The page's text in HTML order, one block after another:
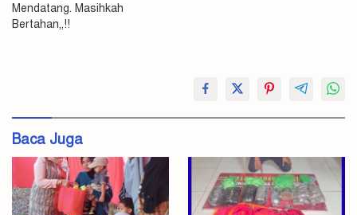
Mendatang. Masihkah
Bertahan,,!!
Pilkada
Baca Juga